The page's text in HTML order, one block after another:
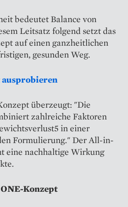
bedeutet Balance von
Leitsatz folgend setzt das
auf einen ganzheitlichen
gesunden Weg.
ausprobieren
überzeugt: "Die
zahlreiche Faktoren
in einer
Formulierung." Der All-in-
eine nachhaltige Wirkung
Konzept